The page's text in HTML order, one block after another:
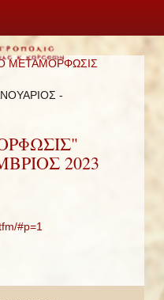
ΜΕΤΑΜΟΡΦΩΣΙΣ
-
2023
#p=1